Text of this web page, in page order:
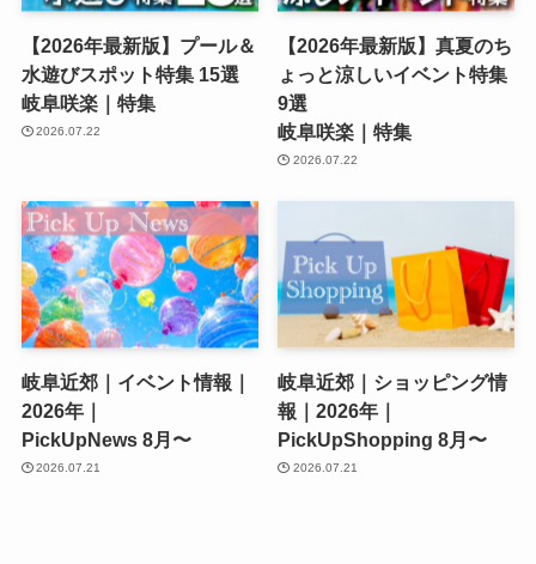
【2026年最新版】プール＆
水遊びスポット特集 15選
岐阜咲楽｜特集
2026.07.22
【2026年最新版】真夏のち
ょっと涼しいイベント特集
9選
岐阜咲楽｜特集
2026.07.22
岐阜近郊｜イベント情報｜
2026年｜
PickUpNews 8月〜
2026.07.21
岐阜近郊｜ショッピング情
報｜2026年｜
PickUpShopping 8月〜
2026.07.21